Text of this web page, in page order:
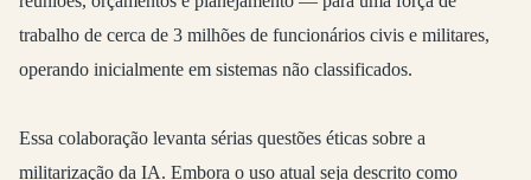
trabalho de cerca de 3 milhões de funcionários civis e militares,
operando inicialmente em sistemas não classificados.
Essa colaboração levanta sérias questões éticas sobre a
militarização da IA. Embora o uso atual seja descrito como